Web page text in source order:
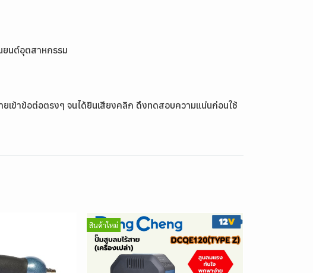
ยนต์อุตสาหกรรม
ข้าข้อต่อตรงๆ จนได้ยินเสียงคลิก ดึงทดสอบความแน่นก่อนใช้
สินค้าใหม่